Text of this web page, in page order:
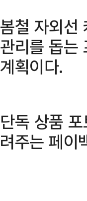
봄철 자외선
관리를 돕는
계획이다.
단독 상품
려주는 페이